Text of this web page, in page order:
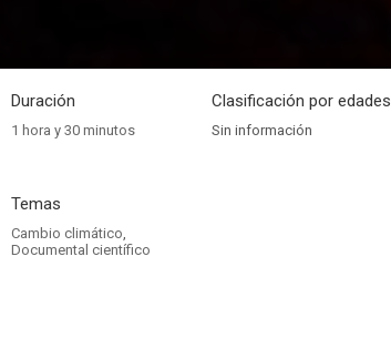
Duración
1 hora y 30 minutos
Clasificación por edades
Sin información
Temas
Cambio climático,
Documental científico